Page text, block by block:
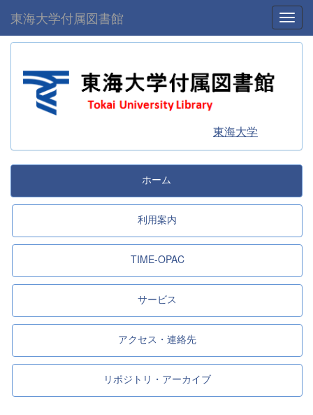
東海大学付属図書館
東海大学
ホーム
利用案内
TIME-OPAC
サービス
アクセス・連絡先
リポジトリ・アーカイブ